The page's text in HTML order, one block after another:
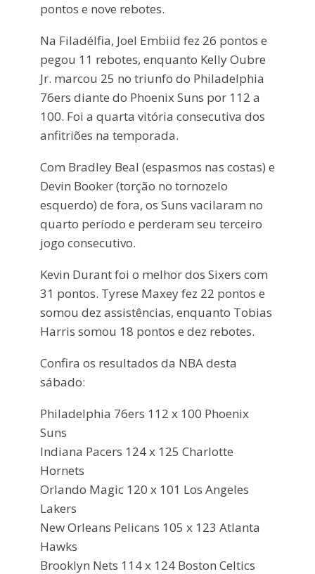
pontos e nove rebotes.
Na Filadélfia, Joel Embiid fez 26 pontos e
pegou 11 rebotes, enquanto Kelly Oubre
Jr. marcou 25 no triunfo do Philadelphia
76ers diante do Phoenix Suns por 112 a
100. Foi a quarta vitória consecutiva dos
anfitriões na temporada.
Com Bradley Beal (espasmos nas costas) e
Devin Booker (torção no tornozelo
esquerdo) de fora, os Suns vacilaram no
quarto período e perderam seu terceiro
jogo consecutivo.
Kevin Durant foi o melhor dos Sixers com
31 pontos. Tyrese Maxey fez 22 pontos e
somou dez assistências, enquanto Tobias
Harris somou 18 pontos e dez rebotes.
Confira os resultados da NBA desta
sábado:
Philadelphia 76ers 112 x 100 Phoenix
Suns
Indiana Pacers 124 x 125 Charlotte
Hornets
Orlando Magic 120 x 101 Los Angeles
Lakers
New Orleans Pelicans 105 x 123 Atlanta
Hawks
Brooklyn Nets 114 x 124 Boston Celtics